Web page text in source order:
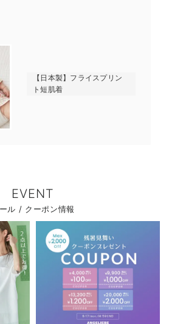
【日本製】フライスプリン
ト短肌着
EVENT
ル / クーポン情報